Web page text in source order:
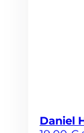
Daniel